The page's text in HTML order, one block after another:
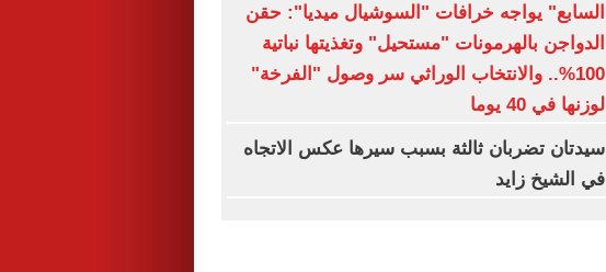
السابع" يواجه خرافات "السوشيال ميديا": حقن
الدواجن بالهرمونات "مستحيل" وتغذيتها نباتية
100%.. والانتخاب الوراثي سر وصول "الفرخة"
لوزنها في 40 يوما
سيدتان تضربان ثالثة بسبب سيرها عكس الاتجاه
في الشيخ زايد